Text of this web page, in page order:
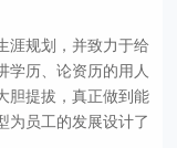
涯规划，并致力于给
学历、论资历的用人
胆提拔，真正做到能
为员工的发展设计了